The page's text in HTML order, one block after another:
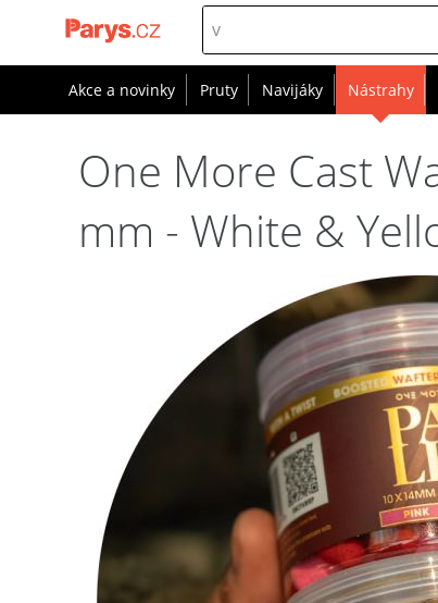
Akce a novinky Pruty Navijáky Nástrahy
One More Cast
mm - White &